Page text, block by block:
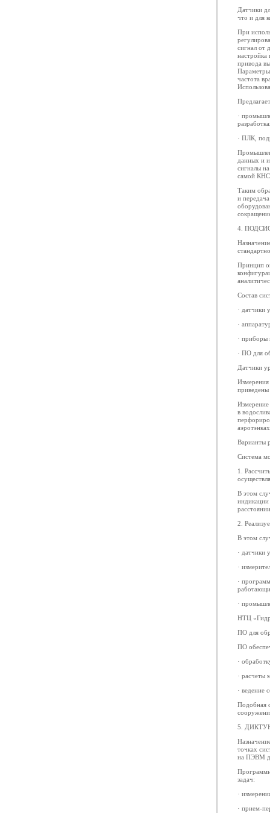
Датчики
что и для
При
сигнал от
настройка
привода
частота
·
· ПЛК,
данных и
сигналы
самой
Таким
и
4.
Принцип
Состав
· датчики
·
· приборы
· ПО для
Датчики
Измерение
в
Варианты
Система
1.
В этом
2.
В этом
· датчики
·
·
·
НТЦ
ПО для
ПО
·
· расчеты
· ведение
Подобная
5.
точках
на ПЭВМ
задач:
·
· прием-